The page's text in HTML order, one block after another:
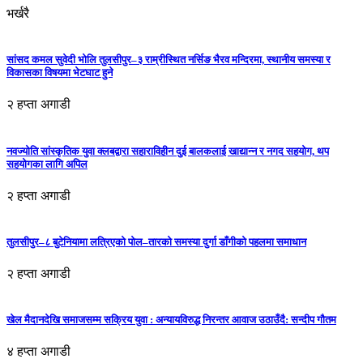
भर्खरै
सांसद कमल सुवेदी भोलि तुलसीपुर–३ राम्रीस्थित नर्सिङ भैरव मन्दिरमा, स्थानीय समस्या र
विकासका विषयमा भेटघाट हुने
२ हप्ता अगाडी
नवज्योति सांस्कृतिक युवा क्लबद्वारा सहाराविहीन दुई बालकलाई खाद्यान्न र नगद सहयोग, थप
सहयोगका लागि अपिल
२ हप्ता अगाडी
तुलसीपुर–८ बुटेनियामा लत्रिएको पोल–तारको समस्या दुर्गा डाँगीको पहलमा समाधान
२ हप्ता अगाडी
खेल मैदानदेखि समाजसम्म सक्रिय युवा : अन्यायविरुद्ध निरन्तर आवाज उठाउँदै: सन्दीप गौतम
४ हप्ता अगाडी